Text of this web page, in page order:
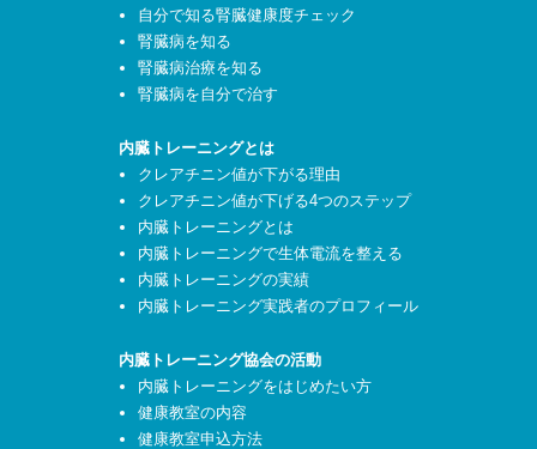
自分で知る腎臓健康度チェック
腎臓病を知る
腎臓病治療を知る
腎臓病を自分で治す
内臓トレーニングとは
クレアチニン値が下がる理由
クレアチニン値が下げる4つのステップ
内臓トレーニングとは
内臓トレーニングで生体電流を整える
内臓トレーニングの実績
内臓トレーニング実践者のプロフィール
内臓トレーニング協会の活動
内臓トレーニングをはじめたい方
健康教室の内容
健康教室申込方法